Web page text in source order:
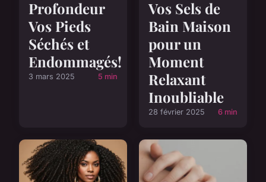
Profondeur
Vos Pieds
Séchés et
Endommagés!
3 mars 2025 5 min
Vos Sels de
Bain Maison
pour un
Moment
Relaxant
Inoubliable
28 février 2025 6 min